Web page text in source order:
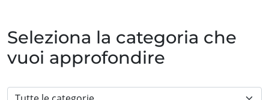
Seleziona la categoria che
vuoi approfondire